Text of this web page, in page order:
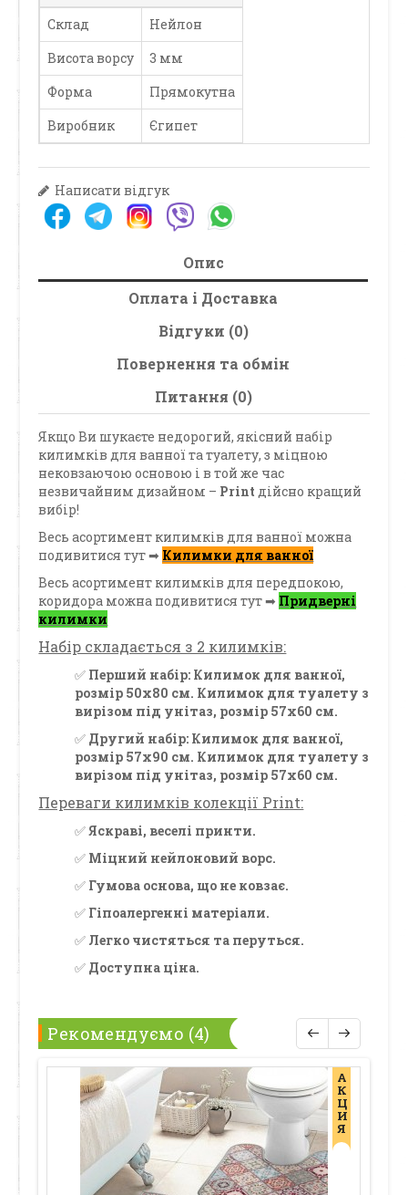
Склад
Нейлон
Висота ворсу
3 мм
Форма
Прямокутна
Виробник
Єгипет
Написати відгук
Опис
Оплата і Доставка
Відгуки (0)
Повернення та обмін
Питання (0)
Якщо Ви шукаєте недорогий, якісний набір
килимків для ванної та туалету, з міцною
нековзаючою основою і в той же час
незвичайним дизайном – Print дійсно кращий
вибір!
Весь асортимент килимків для ванної можна
подивитися тут ➡ Килимки для ванної
Весь асортимент килимків для передпокою,
коридора можна подивитися тут ➡ Придверні
килимки
Набір складається з 2 килимків:
✅ Перший набір: Килимок для ванної,
розмір 50х80 см. Килимок для туалету з
вирізом під унітаз, розмір 57х60 см.
✅ Другий набір: Килимок для ванної,
розмір 57х90 см. Килимок для туалету з
вирізом під унітаз, розмір 57х60 см.
Переваги килимків колекції Print:
✅Яскраві, веселі принти.
✅ Міцний нейлоновий ворс.
✅ Гумова основа, що не ковзає.
✅ Гіпоалергенні матеріали.
✅ Легко чистяться та перуться.
✅ Доступна ціна.
Рекомендуємо (4)
А
К
Ц
И
Я